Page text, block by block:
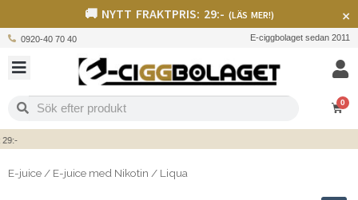
🚚 NYTT FRAKTPRIS: 29:- (LÄS MER!) ×
0920-40 70 40 E-ciggbolaget sedan 2011
0
E-juice / E-juice med Nikotin / Liqua